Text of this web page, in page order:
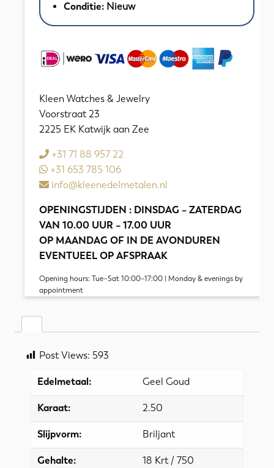
2.50
Carat
aantal
Conditie: Nieuw
Kleen Watches & Jewelry
Voorstraat 23
2225 EK Katwijk aan Zee
+31 71 88 957 22
+31 653 785 106
info@kleenedelmetalen.nl
OPENINGSTIJDEN : DINSDAG – ZATERDAG
VAN 10.00 UUR – 17.00 UUR
OP MAANDAG OF IN DE AVONDUREN
EVENTUEEL OP AFSPRAAK
Opening hours: Tue–Sat 10:00–17:00 | Monday & evenings by
appointment
Post Views: 593
Edelmetaal: Geel Goud
Karaat: 2.50
Slijpvorm: Briljant
Gehalte: 18 Krt / 750